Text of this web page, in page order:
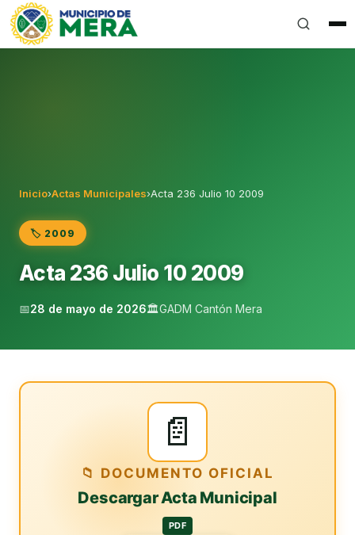
Gobierno Autónomo Descentralizado Municipal del
Inicio›Actas Municipales›Acta 236 Julio 10 2009
🏷️ 2009
Acta 236 Julio 10 2009
📅28 de mayo de 2026🏛️GADM Cantón Mera
📄
📁 DOCUMENTO OFICIAL
Descargar Acta Municipal
PDF